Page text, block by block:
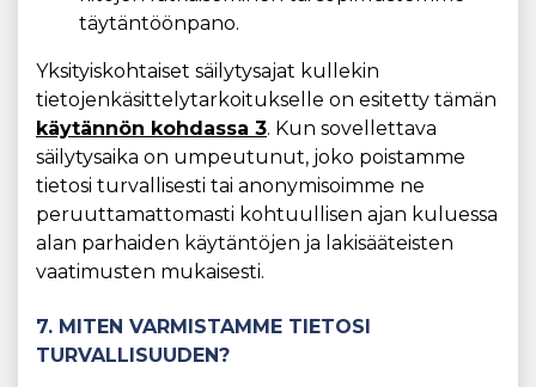
täytäntöönpano.
Yksityiskohtaiset säilytysajat kullekin
tietojenkäsittelytarkoitukselle on esitetty tämän
käytännön kohdassa 3. Kun sovellettava
säilytysaika on umpeutunut, joko poistamme
tietosi turvallisesti tai anonymisoimme ne
peruuttamattomasti kohtuullisen ajan kuluessa
alan parhaiden käytäntöjen ja lakisääteisten
vaatimusten mukaisesti.
7. MITEN VARMISTAMME TIETOSI
TURVALLISUUDEN?